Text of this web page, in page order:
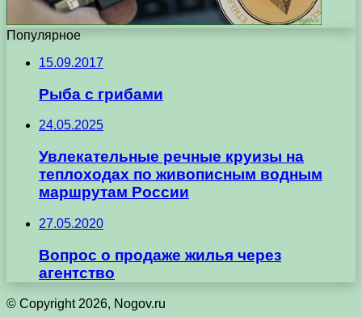
Популярное
15.09.2017
Рыба с грибами
24.05.2025
Увлекательные речные круизы на
теплоходах по живописным водным
маршрутам России
27.05.2020
Вопрос о продаже жилья через
агентство
© Copyright 2026, Nogov.ru